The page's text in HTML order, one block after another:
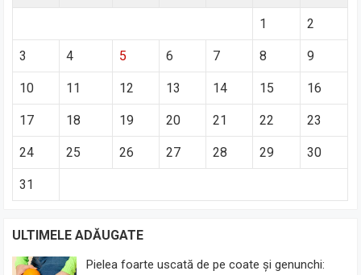
1 2
3 4 5 6 7 8 9
10 11 12 13 14 15 16
17 18 19 20 21 22 23
24 25 26 27 28 29 30
31
ULTIMELE ADĂUGATE
Pielea foarte uscată de pe coate și genunchi: